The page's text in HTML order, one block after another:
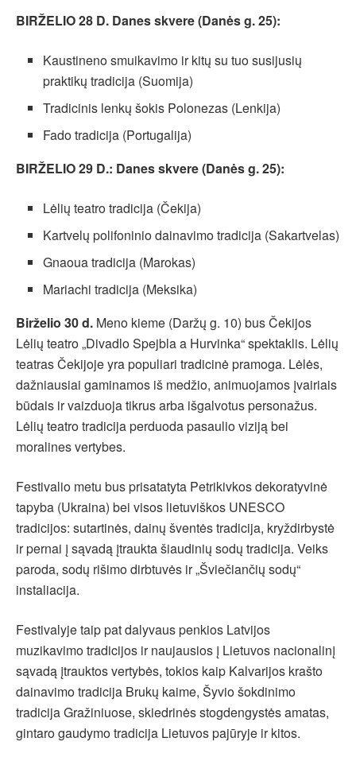
BIRŽELIO 28 D. Danes skvere (Danės g. 25):
Kaustineno smuikavimo ir kitų su tuo susijusių
praktikų tradicija (Suomija)
Tradicinis lenkų šokis Polonezas (Lenkija)
Fado tradicija (Portugalija)
BIRŽELIO 29 D.: Danes skvere (Danės g. 25):
Lėlių teatro tradicija (Čekija)
Kartvelų polifoninio dainavimo tradicija (Sakartvelas)
Gnaoua tradicija (Marokas)
Mariachi tradicija (Meksika)
Birželio 30 d. Meno kieme (Daržų g. 10) bus Čekijos
Lėlių teatro „Divadlo Spejbla a Hurvinka“ spektaklis. Lėlių
teatras Čekijoje yra populiari tradicinė pramoga. Lėlės,
dažniausiai gaminamos iš medžio, animuojamos įvairiais
būdais ir vaizduoja tikrus arba išgalvotus personažus.
Lėlių teatro tradicija perduoda pasaulio viziją bei
moralines vertybes.
Festivalio metu bus prisatatyta Petrikivkos dekoratyvinė
tapyba (Ukraina) bei visos lietuviškos UNESCO
tradicijos: sutartinės, dainų šventės tradicija, kryždirbystė
ir pernai į sąvadą įtraukta šiaudinių sodų tradicija. Veiks
paroda, sodų rišimo dirbtuvės ir „Šviečiančių sodų“
instaliacija.
Festivalyje taip pat dalyvaus penkios Latvijos
muzikavimo tradicijos ir naujausios į Lietuvos nacionalinį
sąvadą įtrauktos vertybės, tokios kaip Kalvarijos krašto
dainavimo tradicija Brukų kaime, Šyvio šokdinimo
tradicija Gražiniuose, skiedrinės stogdengystės amatas,
gintaro gaudymo tradicija Lietuvos pajūryje ir kitos.